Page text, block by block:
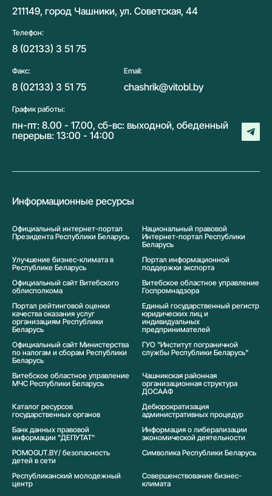
211149, город Чашники, ул. Советская, 44
Телефон:
8 (02133) 3 51 75
Факс:
8 (02133) 3 51 75
Email:
chashrik@vitobl.by
График работы:
пн-пт: 8.00 - 17.00, сб-вс: выходной, обеденный
перерыв: 13:00 - 14:00
Информационные ресурсы
Официальный интернет-портал
Президента Республики Беларусь
Национальный правовой
Интернет-портал Республики
Беларусь
Улучшение бизнес-климата в
Республике Беларусь
Портал информационной
поддержки экспорта
Официальный сайт Витебского
облисполкома
Витебское областное управление
Госпромнадзора
Портал рейтинговой оценки
качества оказания услуг
организациям Республики
Беларусь
Единый государственный регистр
юридических лиц и
индивидуальных
предпринимателей
Официальный сайт Министерства
по налогам и сборам Республики
Беларусь
ГУО "Институт пограничной
службы Республики Беларусь"
Витебское областное управление
МЧС Республики Беларусь
Чашникская районная
организационная структура
ДОСААФ
Каталог ресурсов
государственных органов
Дебюрократизация
административных процедур
Банк данных правовой
информации "ДЕПУТАТ"
Информация о либерализации
экономической деятельности
POMOGUT.BY/ безопасность
детей в сети
Символика Реcпублики Беларусь
Республиканский молодежный
центр
Совершенствование бизнес-
климата